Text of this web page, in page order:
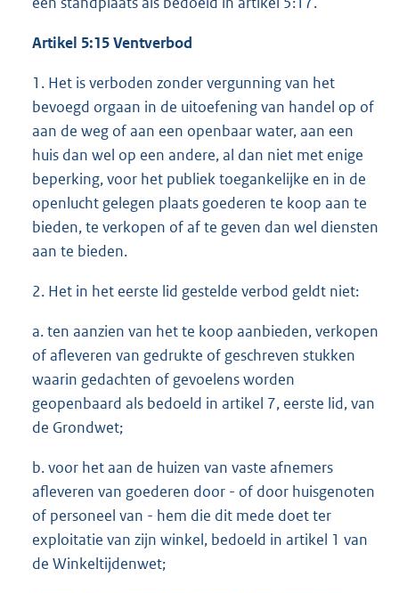
Artikel 5:15 Ventverbod
1. Het is verboden zonder vergunning van het
bevoegd orgaan in de uitoefening van handel op of
aan de weg of aan een openbaar water, aan een
huis dan wel op een andere, al dan niet met enige
beperking, voor het publiek toegankelijke en in de
openlucht gelegen plaats goederen te koop aan te
bieden, te verkopen of af te geven dan wel diensten
aan te bieden.
2. Het in het eerste lid gestelde verbod geldt niet:
a. ten aanzien van het te koop aanbieden, verkopen
of afleveren van gedrukte of geschreven stukken
waarin gedachten of gevoelens worden
geopenbaard als bedoeld in artikel 7, eerste lid, van
de Grondwet;
b. voor het aan de huizen van vaste afnemers
afleveren van goederen door - of door huisgenoten
of personeel van - hem die dit mede doet ter
exploitatie van zijn winkel, bedoeld in artikel 1 van
de Winkeltijdenwet;